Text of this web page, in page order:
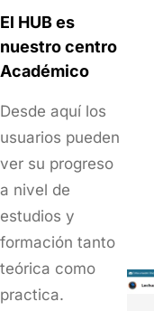
El HUB es
nuestro centro
Académico
Desde aquí los
usuarios pueden
ver su progreso
a nivel de
estudios y
formación tanto
teórica como
practica.